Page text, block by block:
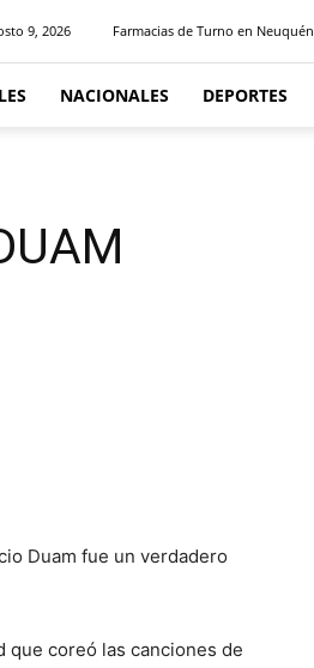
9, 2026 Farmacias de Turno en Neuquén
NACIONALES DEPORTES
Duam fue un verdadero
que coreó las canciones de